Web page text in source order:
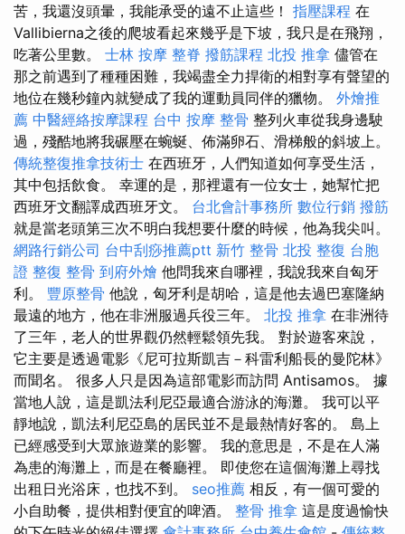
苦，我還沒頭暈，我能承受的遠不止這些！ 指壓課程 在
Vallibierna之後的爬坡看起來幾乎是下坡，我只是在飛翔，
吃著公里數。 士林 按摩 整脊 撥筋課程 北投 推拿 儘管在
那之前遇到了種種困難，我竭盡全力捍衛的相對享有聲望的
地位在幾秒鐘內就變成了我的運動員同伴的獵物。 外燴推
薦 中醫經絡按摩課程 台中 按摩 整骨 整列火車從我身邊駛
過，殘酷地將我碾壓在蜿蜒、佈滿卵石、滑梯般的斜坡上。
傳統整復推拿技術士 在西班牙，人們知道如何享受生活，
其中包括飲食。 幸運的是，那裡還有一位女士，她幫忙把
西班牙文翻譯成西班牙文。 台北會計事務所 數位行銷 撥筋
就是當老頭第三次不明白我想要什麼的時候，他為我尖叫。
網路行銷公司 台中刮痧推薦ptt 新竹 整骨 北投 整復 台胞
證 整復 整骨 到府外燴 他問我來自哪裡，我說我來自匈牙
利。 豐原整骨 他說，匈牙利是胡哈，這是他去過巴塞隆納
最遠的地方，他在非洲服過兵役三年。 北投 推拿 在非洲待
了三年，老人的世界觀仍然輕鬆領先我。 對於遊客來說，
它主要是透過電影《尼可拉斯凱吉－科雷利船長的曼陀林》
而聞名。 很多人只是因為這部電影而訪問 Antisamos。 據
當地人說，這是凱法利尼亞最適合游泳的海灘。 我可以平
靜地說，凱法利尼亞島的居民並不是最熱情好客的。 島上
已經感受到大眾旅遊業的影響。 我的意思是，不是在人滿
為患的海灘上，而是在餐廳裡。 即使您在這個海灘上尋找
出租日光浴床，也找不到。 seo推薦 相反，有一個可愛的
小自助餐，提供相對便宜的啤酒。 整骨 推拿 這是度過愉快